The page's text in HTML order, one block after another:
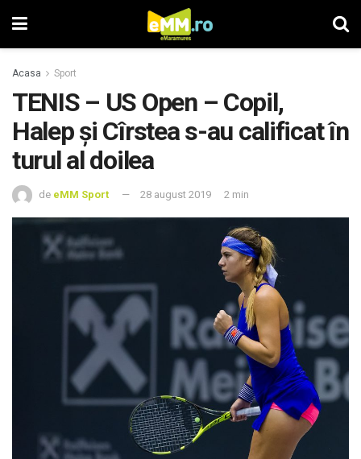
Acasa Sport
TENIS – US Open – Copil,
Halep și Cîrstea s-au calificat în
turul al doilea
de eMM Sport 28 august 2019 2 min